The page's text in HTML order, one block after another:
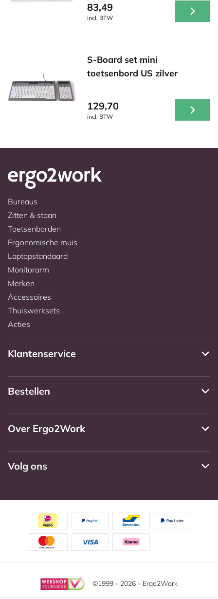
83,49
incl. BTW
S-Board set mini
toetsenbord US zilver
129,70
incl. BTW
Bureaus
Zitten & staan
Toetsenborden
Ergonomische muis
Laptopstandaard
Monitorarm
Merken
Accessoires
Thuiswerksets
Acties
Klantenservice
Bestellen
Over Ergo2Work
Volg ons
©1999 - 2026 - Ergo2Work